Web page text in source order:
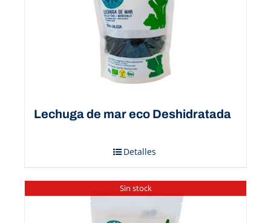
Lechuga de mar eco Deshidratada
Detalles
Sin stock